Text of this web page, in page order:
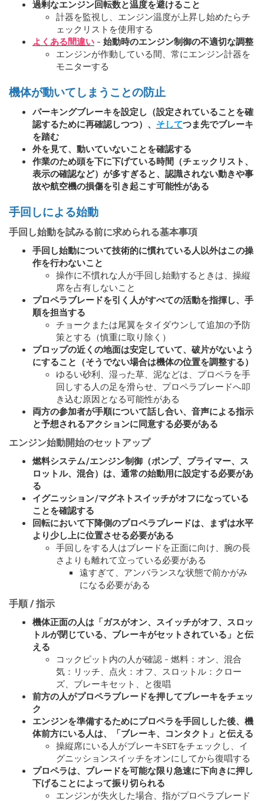
過剰なエンジン回転数と温度を避けること
計器を監視し、エンジン温度が上昇し始めたらチ
ェックリストを使用する
よくある間違い - 始動時のエンジン制御の不適切な調整
エンジンが作動している間、常にエンジン計器を
モニターする
機体が動いてしまうことの防止
パーキングブレーキを設定し（設定されていることを確
認するために再確認しつつ）、 そしてつま先でブレーキ
を踏む
外を見て、動いていないことを確認する
作業のため頭を下に下げている時間（チェックリスト、
表示の確認など）が多すぎると、認識されない動きや事
故や航空機の損傷を引き起こす可能性がある
手回しによる始動
手回し始動を試みる前に求められる基本事項
手回し始動について技術的に慣れている人以外はこの操
作を行わないこと
操作に不慣れな人が手回し始動するときは、操縦
席を占有しないこと
プロペラブレードを引く人がすべての活動を指揮し、手
順を担当する
チョークまたは尾翼をタイダウンして追加の予防
策とする（慎重に取り除く）
プロップの近くの地面は安定していて、破片がないよう
にすること（そうでない場合は機体の位置を調整する）
ゆるい砂利、湿った草、泥などは、プロペラを手
回しする人の足を滑らせ、プロペラブレードへ叩
き込む原因となる可能性がある
両方の参加者が手順について話し合い、音声による指示
と予想されるアクションに同意する必要がある
エンジン始動開始のセットアップ
燃料システム/エンジン制御（ポンプ、プライマー、ス
ロットル、混合）は、通常の始動用に設定する必要があ
る
イグニッション/マグネトスイッチがオフになっている
ことを確認する
回転において下降側のプロペラブレードは、まずは水平
より少し上に位置させる必要がある
手回しをする人はブレードを正面に向け、腕の長
さよりも離れて立っている必要がある
遠すぎて、アンバランスな状態で前かがみ
になる必要がある
手順 / 指示
機体正面の人は「ガスがオン、スイッチがオフ、スロッ
トルが閉じている、ブレーキがセットされている」と伝
える
コックピット内の人が確認 - 燃料：オン、混合
気：リッチ、点火：オフ、スロットル：クロー
ズ、ブレーキセット、と復唱
前方の人がプロペラブレードを押してブレーキをチェッ
ク
エンジンを準備するためにプロペラを手回しした後、機
体前方にいる人は、「ブレーキ、コンタクト」と伝える
操縦席にいる人がブレーキSETをチェックし、イ
グニッションスイッチをオンにしてから復唱する
プロペラは、ブレードを可能な限り急速に下向きに押し
下げることによって振り切られる
エンジンが失火した場合、指がプロペラブレード